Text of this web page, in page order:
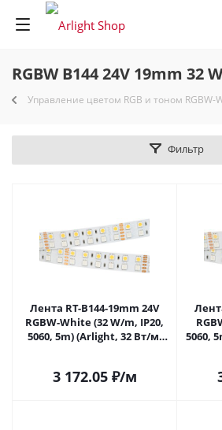
RGBW B144 24V 19mm 32
Управление цветом RGB и тоном RGBW-
Фильтр
Лента RT-B144-19mm 24V
RGBW-White (32 W/m, IP20,
5060, 5m) (Arlight, 32 Вт/м,
3 172.05₽/м
5060,